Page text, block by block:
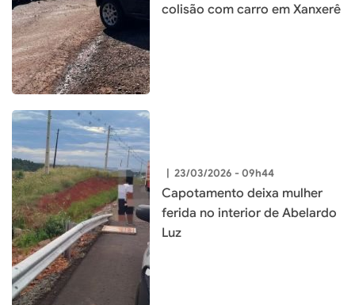
colisão com carro em Xanxerê
23/03/2026 - 09h44
Capotamento deixa mulher
ferida no interior de Abelardo
Luz